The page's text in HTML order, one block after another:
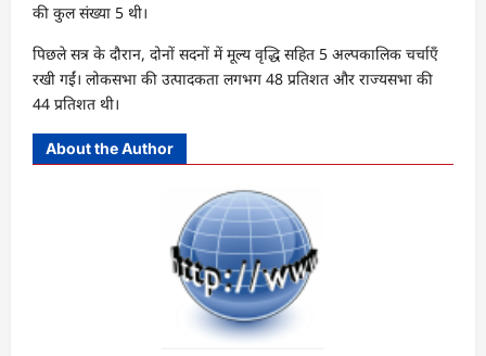
की कुल संख्या 5 थी।
पिछले सत्र के दौरान, दोनों सदनों में मूल्य वृद्धि सहित 5 अल्पकालिक चर्चाएँ
रखी गईं। लोकसभा की उत्पादकता लगभग 48 प्रतिशत और राज्यसभा की
44 प्रतिशत थी।
About the Author